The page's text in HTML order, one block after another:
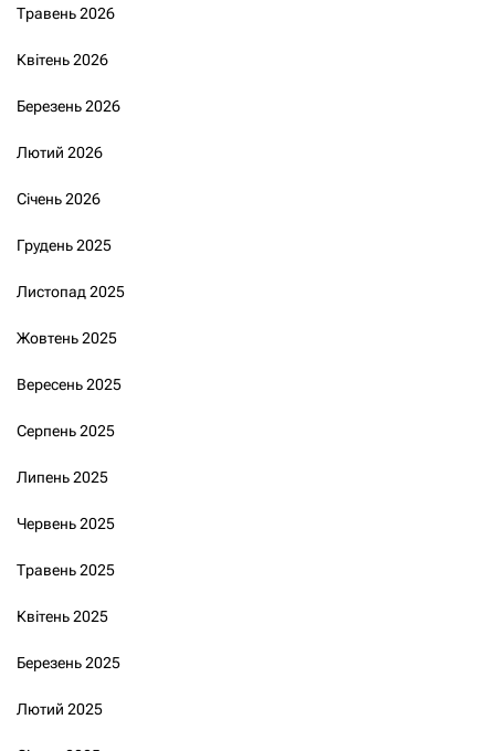
Травень 2026
Квітень 2026
Березень 2026
Лютий 2026
Січень 2026
Грудень 2025
Листопад 2025
Жовтень 2025
Вересень 2025
Серпень 2025
Липень 2025
Червень 2025
Травень 2025
Квітень 2025
Березень 2025
Лютий 2025